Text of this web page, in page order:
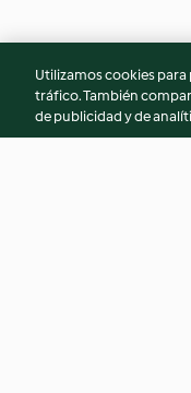
Utilizamos cookies
tráfico. También
de publicidad y de